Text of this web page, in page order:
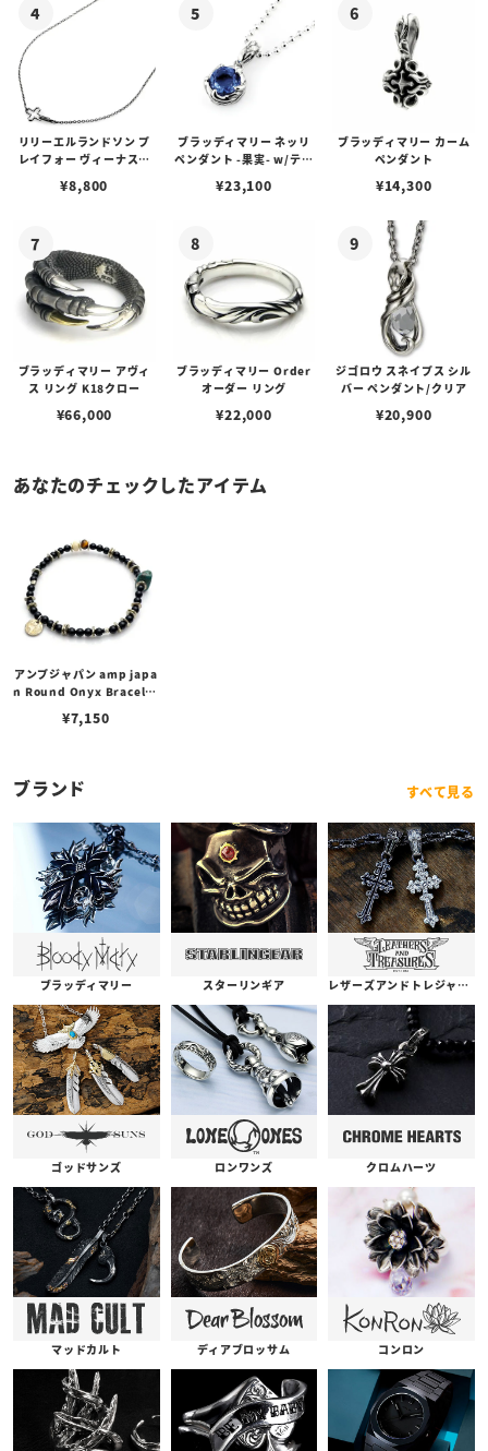
リリーエルランドソン プ
レイフォー ヴィーナスチ
¥8,800
ブラッディマリー ネッリ
ペンダント -果実- w/ティ
¥23,100
ブラッディマリー カーム
ペンダント
¥14,300
ブラッディマリー アヴィ
ス リング K18クロー
¥66,000
ブラッディマリー Order
オーダー リング
¥22,000
ジゴロウ スネイプス シル
バー ペンダント/クリア
¥20,900
あなたのチェックしたアイテム
アンプジャパン amp japa
n Round Onyx Bracelet
ット
¥7,150
ブランド すべて見る
ブラッディマリー スターリンギア レザーズアンドトレジャーズ
ゴッドサンズ ロンワンズ クロムハーツ
マッドカルト ディアブロッサム コンロン